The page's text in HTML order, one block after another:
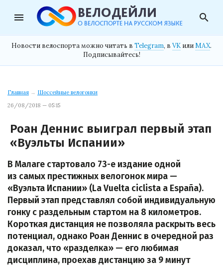
menu search
Новости велоспорта можно читать в Telegram, в VK илиMAX.
Подписывайтесь!
Главная → Шоссейные велогонки
26/08/2018 — 05:15
Роан Деннис выиграл первый этап
«Вуэльты Испании»
В Малаге стартовало 73-е издание одной
из самых престижных велогонок мира —
«Вуэльта Испании» (La Vuelta ciclista a España).
Первый этап представлял собой индивидуальную
гонку с раздельным стартом на 8 километров.
Короткая дистанция не позволяла раскрыть весь
потенциал, однако Роан Деннис в очередной раз
доказал, что «разделка» — его любимая
дисциплина, проехав дистанцию за 9 минут